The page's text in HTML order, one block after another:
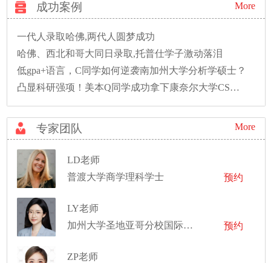
成功案例 More
一代人录取哈佛,两代人圆梦成功
哈佛、西北和哥大同日录取,托普仕学子激动落泪
低gpa+语言，C同学如何逆袭南加州大学分析学硕士？
凸显科研强项！美本Q同学成功拿下康奈尔大学CS硕士录取！
专家团队 More
LD老师
普渡大学商学理科学士
预约
LY老师
加州大学圣地亚哥分校国际事务硕士
预约
ZP老师